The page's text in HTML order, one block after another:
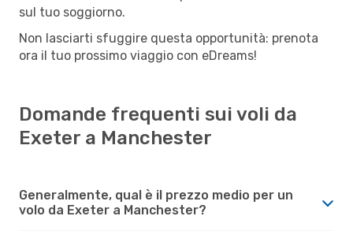
sul tuo soggiorno.
Non lasciarti sfuggire questa opportunità: prenota
ora il tuo prossimo viaggio con eDreams!
Domande frequenti sui voli da
Exeter a Manchester
Generalmente, qual è il prezzo medio per un
volo da Exeter a Manchester?